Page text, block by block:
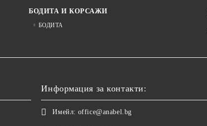
БОДИТА И КОРСАЖИ
БОДИТА
Информация за контакти:
Имейл: office@anabel.bg